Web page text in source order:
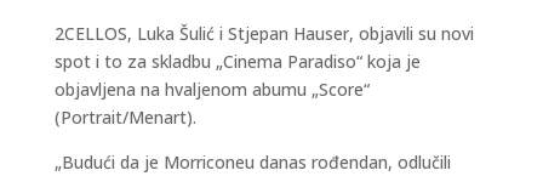
2CELLOS, Luka Šulić i Stjepan Hauser, objavili su novi
spot i to za skladbu „Cinema Paradiso“ koja je
objavljena na hvaljenom abumu „Score“
(Portrait/Menart).
„Budući da je Morriconeu danas rođendan, odlučili